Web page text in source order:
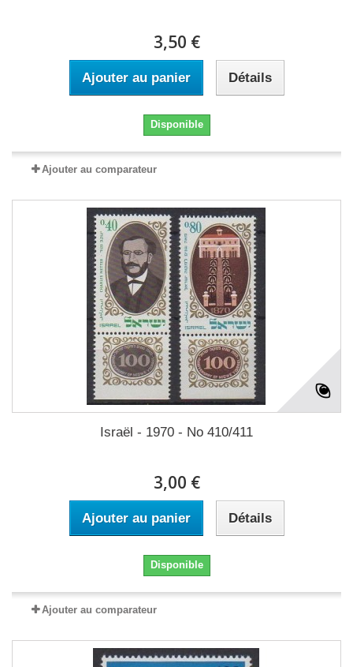
3,50 €
Ajouter au panier Détails
Disponible
Ajouter au comparateur
Israël - 1970 - No 410/411
3,00 €
Ajouter au panier Détails
Disponible
Ajouter au comparateur